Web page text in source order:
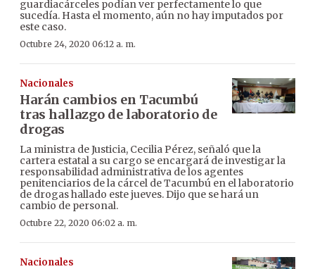
guardiacárceles podían ver perfectamente lo que
sucedía. Hasta el momento, aún no hay imputados por
este caso.
Octubre 24, 2020 06:12 a. m.
Nacionales
Harán cambios en Tacumbú
tras hallazgo de laboratorio de
drogas
La ministra de Justicia, Cecilia Pérez, señaló que la
cartera estatal a su cargo se encargará de investigar la
responsabilidad administrativa de los agentes
penitenciarios de la cárcel de Tacumbú en el laboratorio
de drogas hallado este jueves. Dijo que se hará un
cambio de personal.
Octubre 22, 2020 06:02 a. m.
Nacionales